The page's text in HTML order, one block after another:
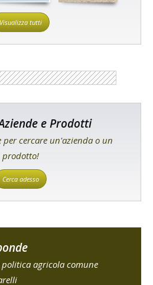
Visualizza tutti
e Prodotti
per cercare un'azienda o un
prodotto!
Cerca adesso
agricola comune